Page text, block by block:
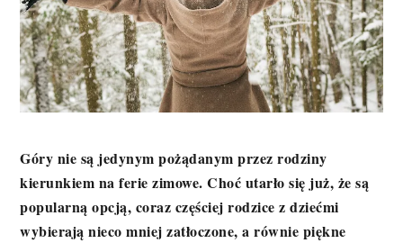
Góry nie są jedynym pożądanym przez rodziny
kierunkiem na ferie zimowe. Choć utarło się już, że są
popularną opcją, coraz częściej rodzice z dziećmi
wybierają nieco mniej zatłoczone, a równie piękne